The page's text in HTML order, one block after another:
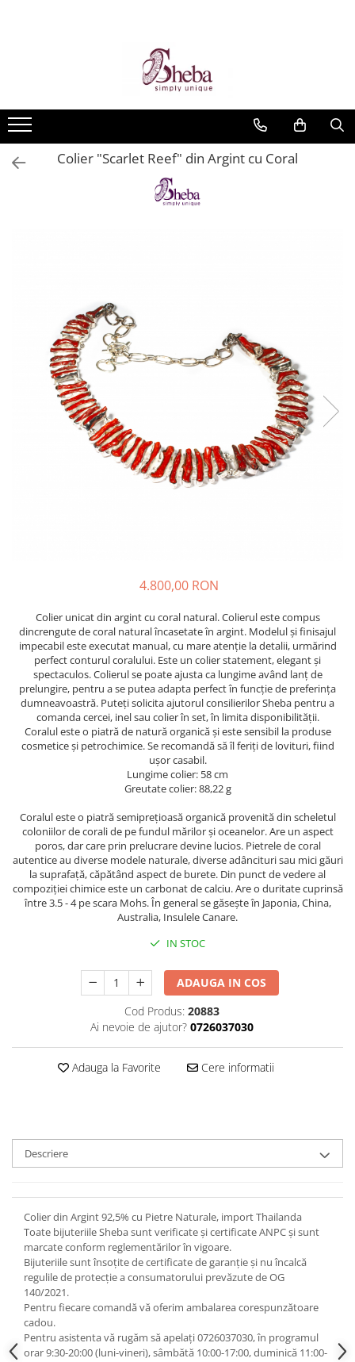
Colier "Scarlet Reef" din Argint cu Coral
4.800,00 RON
Colier unicat din argint cu coral natural. Colierul este compus
dincrengute de coral natural încasetate în argint. Modelul și finisajul
impecabil este executat manual, cu mare atenție la detalii, urmărind
perfect conturul coralului. Este un colier statement, elegant și
spectaculos. Colierul se poate ajusta ca lungime având lanț de
prelungire, pentru a se putea adapta perfect în funcție de preferința
dumneavoastră. Puteți solicita ajutorul consilierilor Sheba pentru a
comanda cercei, inel sau colier în set, în limita disponibilității.
Coralul este o piatră de natură organică și este sensibil la produse
cosmetice și petrochimice. Se recomandă să îl feriți de lovituri, fiind
ușor casabil.
Lungime colier: 58 cm
Greutate colier: 88,22 g
Coralul este o piatră semipreţioasă organică provenită din scheletul
coloniilor de corali de pe fundul mărilor și oceanelor. Are un aspect
poros, dar care prin prelucrare devine lucios. Pietrele de coral
autentice au diverse modele naturale, diverse adâncituri sau mici găuri
la suprafață, căpătând aspect de burete. Din punct de vedere al
compoziției chimice este un carbonat de calciu. Are o duritate cuprinsă
între 3.5 - 4 pe scara Mohs. În general se găsește în Japonia, China,
Australia, Insulele Canare.
IN STOC
ADAUGA IN COS
Cod Produs: 20883
Ai nevoie de ajutor? 0726037030
Adauga la Favorite Cere informatii
Descriere
Colier din Argint 92,5% cu Pietre Naturale, import Thailanda
Toate bijuteriile Sheba sunt verificate şi certificate ANPC și sunt
marcate conform reglementărilor în vigoare.
Bijuteriile sunt însoţite de certificate de garanţie și nu încalcă
regulile de protecție a consumatorului prevăzute de OG
140/2021.
Pentru fiecare comandă vă oferim ambalarea corespunzătoare
cadou.
Pentru asistenta vă rugăm să apelați 0726037030, în programul
orar 9:30-20:00 (luni-vineri), sâmbătă 10:00-17:00, duminică 11:00-